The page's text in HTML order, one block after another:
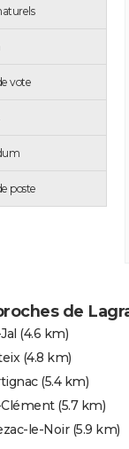
vote
poste
de
(4.6 km)
(4.8 km)
(5.4 km)
(5.7 km)
le-Noir (5.9 km)